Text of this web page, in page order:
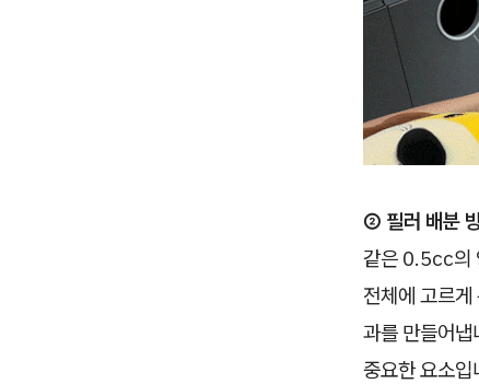
② 필러 배분
같은 0.5cc의
전체에 고르
과를 만들어
중요한 요소입